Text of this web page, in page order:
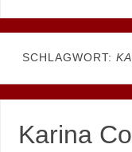
SCHLAGWORT:
Karina